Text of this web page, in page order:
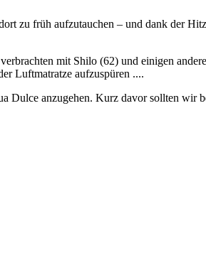
zu früh aufzutauchen – und dank der
mit Shilo (62) und einigen
Luftmatratze aufzuspüren ....
anzugehen. Kurz davor sollten wir